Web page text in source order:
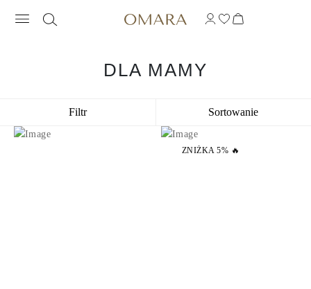
DLA MAMY
Filtr Sortowanie
ZNIŻKA 5% 🔥